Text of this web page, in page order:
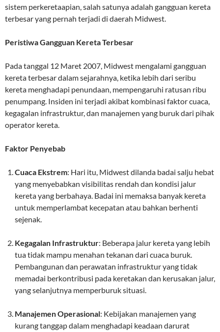
sistem perkeretaapian, salah satunya adalah gangguan kereta
terbesar yang pernah terjadi di daerah Midwest.
Peristiwa Gangguan Kereta Terbesar
Pada tanggal 12 Maret 2007, Midwest mengalami gangguan
kereta terbesar dalam sejarahnya, ketika lebih dari seribu
kereta menghadapi penundaan, mempengaruhi ratusan ribu
penumpang. Insiden ini terjadi akibat kombinasi faktor cuaca,
kegagalan infrastruktur, dan manajemen yang buruk dari pihak
operator kereta.
Faktor Penyebab
Cuaca Ekstrem: Hari itu, Midwest dilanda badai salju hebat
yang menyebabkan visibilitas rendah dan kondisi jalur
kereta yang berbahaya. Badai ini memaksa banyak kereta
untuk memperlambat kecepatan atau bahkan berhenti
sejenak.
Kegagalan Infrastruktur: Beberapa jalur kereta yang lebih
tua tidak mampu menahan tekanan dari cuaca buruk.
Pembangunan dan perawatan infrastruktur yang tidak
memadai berkontribusi pada keretakan dan kerusakan jalur,
yang selanjutnya memperburuk situasi.
Manajemen Operasional: Kebijakan manajemen yang
kurang tanggap dalam menghadapi keadaan darurat